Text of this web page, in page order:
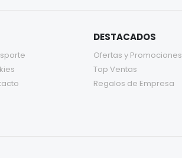
DESTACADOS
Ofertas y Promociones
Top Ventas
Regalos de Empresa